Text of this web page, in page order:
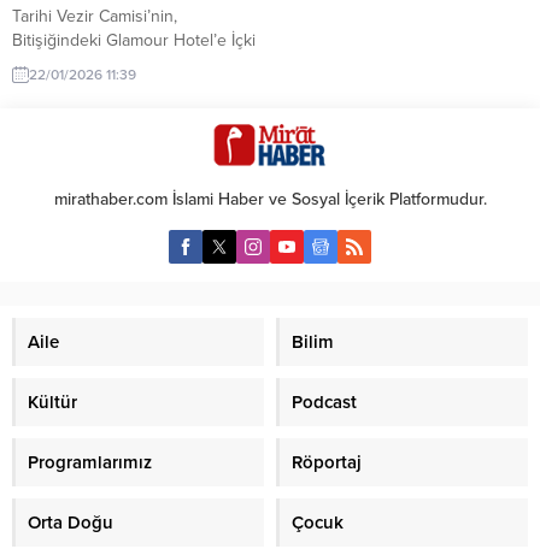
Tarihi Vezir Camisi’nin,
Bitişiğindeki Glamour Hotel’e İçki
Ruhsatı Verildiği Ortaya Çıktı
İstanbul Fatih ilçesi Hocapaşa
Camisi’nin bitişiğindeki Glamour
Hotel’e kat çıkılarak içkili restoran
açıldığı ortaya çıktı. Otelin en
büyük ortağı Mehmet Baran
Demir’in, eski Fatih Belediye
Başkanı (2004-2018) ve mevcut
22/01/2026 11:39
mirathaber.com İslami Haber ve Sosyal İçerik Platformudur.
Aile Bilim
Kültür Podcast
Programlarımız Röportaj
Orta Doğu Çocuk